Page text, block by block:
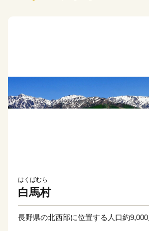
はくばむら
白馬村
長野県の北西部に位置する人口約9,000